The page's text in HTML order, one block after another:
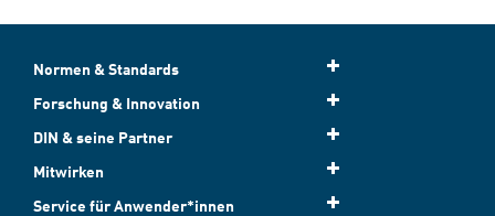
Normen & Standards
Forschung & Innovation
DIN & seine Partner
Mitwirken
Service für Anwender*innen